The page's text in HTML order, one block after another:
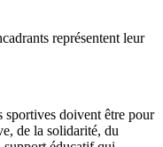
représentent leur
sportives doivent être pour
de la solidarité, du